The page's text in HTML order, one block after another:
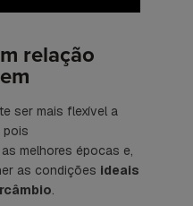
relação
ser mais flexível a
pois
melhores épocas e,
as condições ideais
.